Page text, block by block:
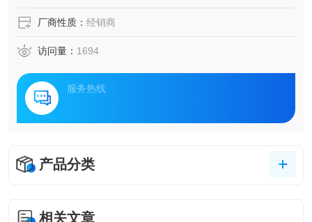
厂商性质： 经销商
访问量： 1694
服务热线
产品分类
相关文章